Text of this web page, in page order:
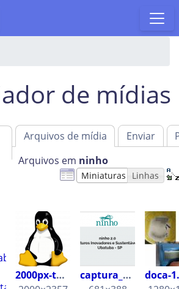
de mídias
Arquivos de mídia Enviar
Arquivos em ninho
Miniaturas Linhas
2000px-tux.svg_linux.png
captura_de_tela_de_2018-05-02_16-27-35.png
doca-